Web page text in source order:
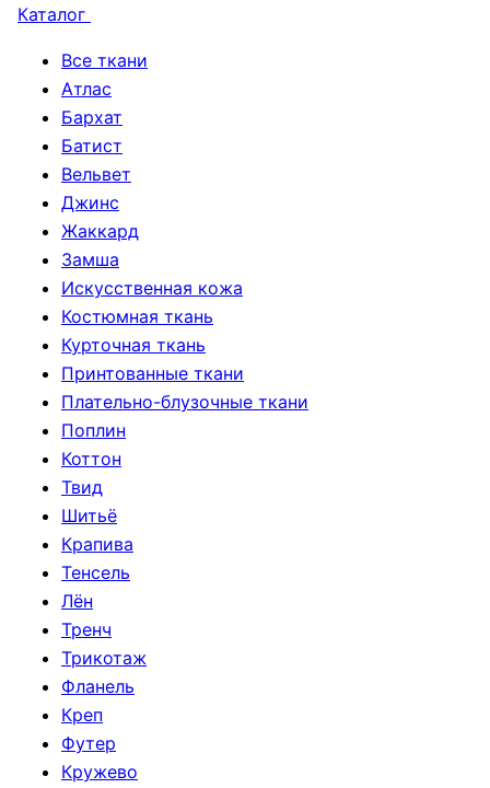
Каталог
Все ткани
Атлас
Бархат
Батист
Вельвет
Джинс
Жаккард
Замша
Искусственная кожа
Костюмная ткань
Курточная ткань
Принтованные ткани
Плательно-блузочные ткани
Поплин
Коттон
Твид
Шитьё
Крапива
Тенсель
Лён
Тренч
Трикотаж
Фланель
Креп
Футер
Кружево